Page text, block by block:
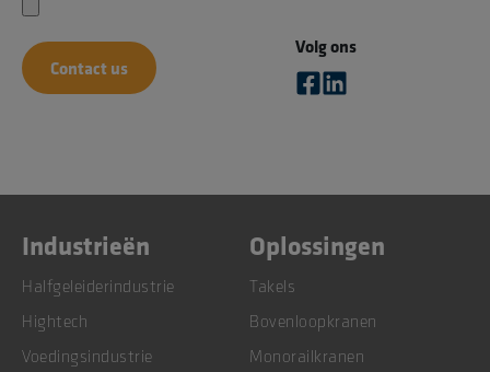
Volg ons
Industrieën
Halfgeleiderindustrie
Hightech
Voedingsindustrie
Oplossingen
Takels
Bovenloopkranen
Monorailkranen